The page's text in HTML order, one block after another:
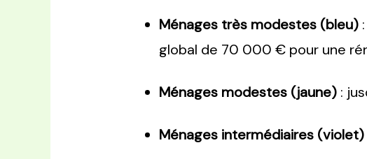
Ménages très modestes (bleu):
global de 70 000 € pour une
Ménages modestes (jaune):
Ménages intermédiaires (violet)